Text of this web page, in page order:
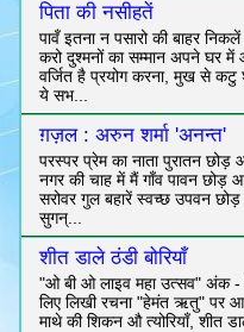
पिता की नसीहतें
पावँ इतना न पसारो की बाहर
करो दुश्मनों का सम्मान अपने घर में
वर्जित है प्रयोग करना, मुख से कटु
ये सभ...
ग़ज़ल : अरुन शर्मा 'अनन्त'
परस्पर प्रेम का नाता पुरातन छोड़
नगर की चाह में मैं गाँव पावन छोड़
सरोवर गुल बहारें स्वच्छ उपवन
सुगन्...
शीत डाले ठंडी बोरियाँ
"ओ बी ओ लाइव महा उत्सव" अंक
लिए लिखी रचना "हेमंत ऋतु" पर
माथे की शिकन औ त्योरियाँ, शीत